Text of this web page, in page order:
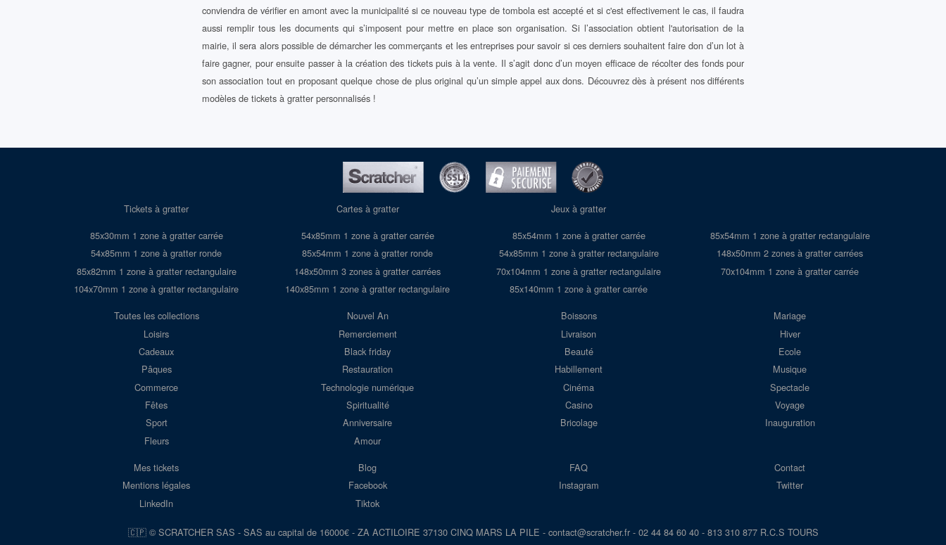
conviendra de vérifier en amont avec la municipalité si ce nouveau type de tombola est accepté et si c'est effectivement le cas, il faudra
aussi remplir tous les documents qui s’imposent pour mettre en place son organisation. Si l’association obtient l'autorisation de la
mairie, il sera alors possible de démarcher les commerçants et les entreprises pour savoir si ces derniers souhaitent faire don d’un lot à
faire gagner, pour ensuite passer à la création des tickets puis à la vente. Il s’agit donc d’un moyen efficace de récolter des fonds pour
son association tout en proposant quelque chose de plus original qu’un simple appel aux dons. Découvrez dès à présent nos différents
modèles de tickets à gratter personnalisés !
Tickets à gratter Cartes à gratter Jeux à gratter
85x30mm 1 zone à gratter carrée 54x85mm 1 zone à gratter carrée 85x54mm 1 zone à gratter carrée
85x54mm 1 zone à gratter rectangulaire
54x85mm 1 zone à gratter ronde
85x54mm 1 zone à gratter ronde 54x85mm 1 zone à gratter rectangulaire
148x50mm 2 zones à gratter carrées
85x82mm 1 zone à gratter rectangulaire
148x50mm 3 zones à gratter carrées 70x104mm 1 zone à gratter rectangulaire
70x104mm 1 zone à gratter carrée
104x70mm 1 zone à gratter rectangulaire
140x85mm 1 zone à gratter rectangulaire 85x140mm 1 zone à gratter carrée
Toutes les collections Nouvel An Boissons
Mariage
Loisirs
Remerciement Livraison
Hiver
Cadeaux
Black friday Beauté
Ecole
Pâques
Restauration Habillement
Musique
Commerce
Technologie numérique Cinéma
Spectacle
Fêtes
Spiritualité Casino
Voyage
Sport
Anniversaire Bricolage
Inauguration
Fleurs
Amour
Mes tickets Blog FAQ
Contact
Mentions légales
Facebook Instagram
Twitter
LinkedIn
Tiktok
🇨🇵 © SCRATCHER SAS - SAS au capital de 16000€ - ZA ACTILOIRE 37130 CINQ MARS LA PILE - contact@scratcher.fr- 02 44 84 60 40 - 813 310 877 R.C.S TOURS